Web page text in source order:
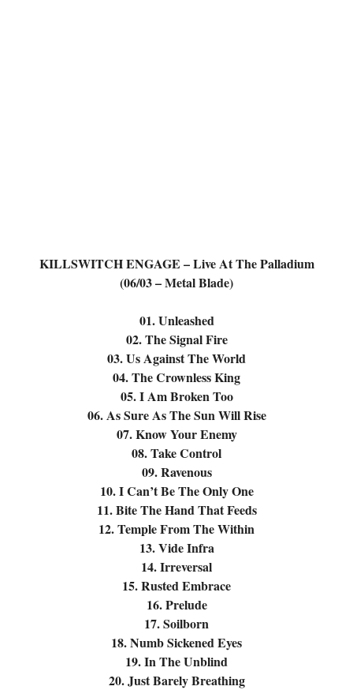
KILLSWITCH ENGAGE – Live At The Palladium
(06/03 – Metal Blade)
01. Unleashed
02. The Signal Fire
03. Us Against The World
04. The Crownless King
05. I Am Broken Too
06. As Sure As The Sun Will Rise
07. Know Your Enemy
08. Take Control
09. Ravenous
10. I Can’t Be The Only One
11. Bite The Hand That Feeds
12. Temple From The Within
13. Vide Infra
14. Irreversal
15. Rusted Embrace
16. Prelude
17. Soilborn
18. Numb Sickened Eyes
19. In The Unblind
20. Just Barely Breathing